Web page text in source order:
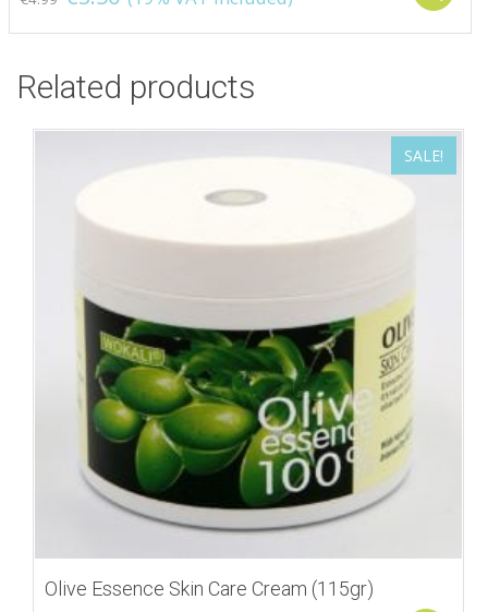
Related products
SALE!
Olive Essence Skin Care Cream (115gr)